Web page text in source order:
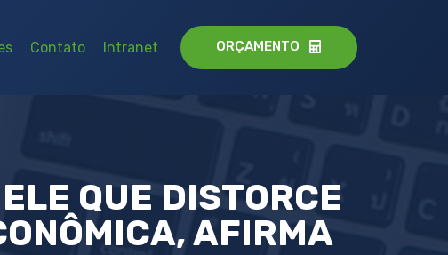
Contato Intranet ORÇAMENTO
QUE DISTORCE
AFIRMA